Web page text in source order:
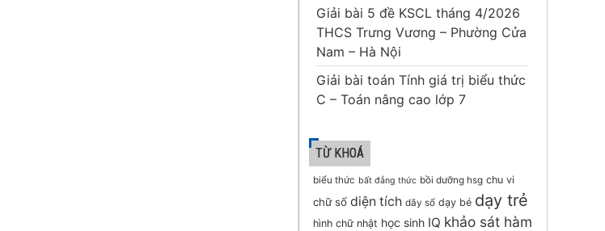
Giải bài 5 đề KSCL tháng 4/2026
THCS Trưng Vương – Phường Cửa
Nam – Hà Nội
Giải bài toán Tính giá trị biểu thức
C – Toán nâng cao lớp 7
TỪ KHOÁ
biểu thức bất đẳng thức bồi dưỡng hsg chu vi
chữ số diện tích dãy số dạy bé dạy trẻ
hình chữ nhật học sinh IQ khảo sát hàm